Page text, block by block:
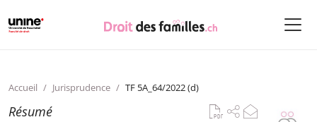
Accueil / Jurisprudence / TF 5A_64/2022 (d)
Résumé